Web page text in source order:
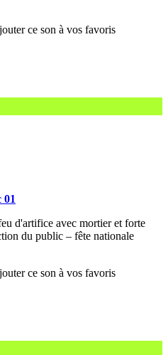
01
d'artifice avec mortier et forte
du public – fête nationale